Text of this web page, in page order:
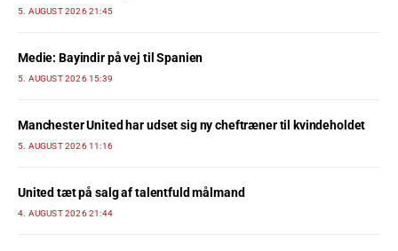
5. AUGUST 2026 21:45
Medie: Bayindir på vej til Spanien
5. AUGUST 2026 15:39
Manchester United har udset sig ny cheftræner til kvindeholdet
5. AUGUST 2026 11:16
United tæt på salg af talentfuld målmand
4. AUGUST 2026 21:44